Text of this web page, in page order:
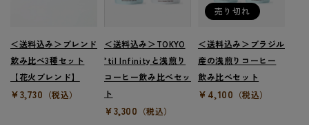
＜送料込み＞ブレンド
飲み比べ3種セット
【花火ブレンド】
¥3,730 （税込）
＜送料込み＞TOKYO
’til Infinityと浅煎り
コーヒー飲み比べセッ
ト
¥3,300 （税込）
売り切れ
＜送料込み＞ブラジル
産の浅煎りコーヒー
飲み比べセット
¥4,100 （税込）